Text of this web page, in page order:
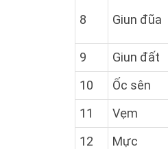
8 Giun đũa
9 Giun đất
10
Ốc sên
11
Vẹm
12
Mực